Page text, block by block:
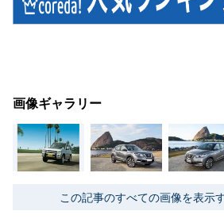
画像ギャラリー
この記事のすべての画像を表示